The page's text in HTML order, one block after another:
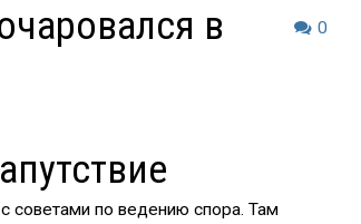
0
в
советами по ведению спора. Там